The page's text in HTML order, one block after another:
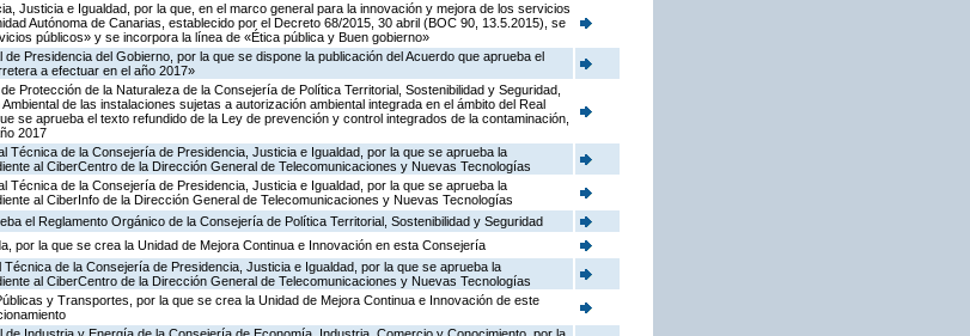
Justicia e Igualdad, por la que, en el marco general para la innovación y mejora de los servicios
Autónoma de Canarias, establecido por el Decreto 68/2015, 30 abril (BOC 90, 13.5.2015), se
públicos» y se incorpora la línea de «Ética pública y Buen gobierno»
Presidencia del Gobierno, por la que se dispone la publicación del Acuerdo que aprueba el
a efectuar en el año 2017»
Protección de la Naturaleza de la Consejería de Política Territorial, Sostenibilidad y Seguridad,
de las instalaciones sujetas a autorización ambiental integrada en el ámbito del Real
se aprueba el texto refundido de la Ley de prevención y control integrados de la contaminación,
2017
Técnica de la Consejería de Presidencia, Justicia e Igualdad, por la que se aprueba la
al CiberCentro de la Dirección General de Telecomunicaciones y Nuevas Tecnologías
Técnica de la Consejería de Presidencia, Justicia e Igualdad, por la que se aprueba la
al CiberInfo de la Dirección General de Telecomunicaciones y Nuevas Tecnologías
el Reglamento Orgánico de la Consejería de Política Territorial, Sostenibilidad y Seguridad
por la que se crea la Unidad de Mejora Continua e Innovación en esta Consejería
de la Consejería de Presidencia, Justicia e Igualdad, por la que se aprueba la
al CiberCentro de la Dirección General de Telecomunicaciones y Nuevas Tecnologías
y Transportes, por la que se crea la Unidad de Mejora Continua e Innovación de este